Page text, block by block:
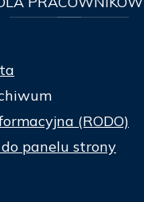
(RODO)
panelu strony